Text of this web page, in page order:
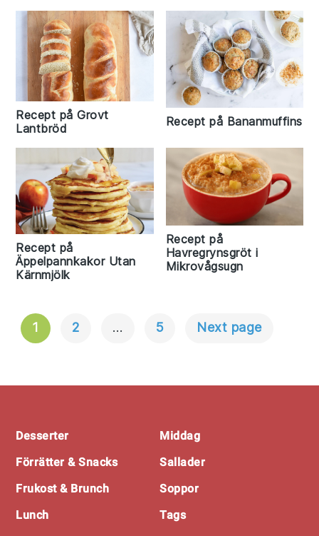
Recept på Grovt
Lantbröd
Recept på Bananmuffins
Recept på
Äppelpannkakor Utan
Kärnmjölk
Recept på
Havregrynsgröt i
Mikrovågsugn
Inläggsnavigering
1 2 … 5 Next page
Footer
Desserter
Förrätter & Snacks
Frukost & Brunch
Lunch
Middag
Sallader
Soppor
Tags